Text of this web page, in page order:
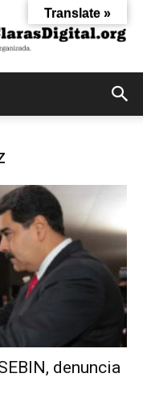
denuncia
Translate »